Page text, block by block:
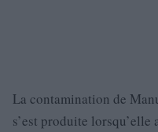
La contamination de
s’est produite lorsqu’elle